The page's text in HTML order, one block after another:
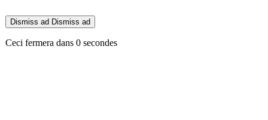
Dismiss ad Dismiss ad
Ceci fermera dans 0 secondes